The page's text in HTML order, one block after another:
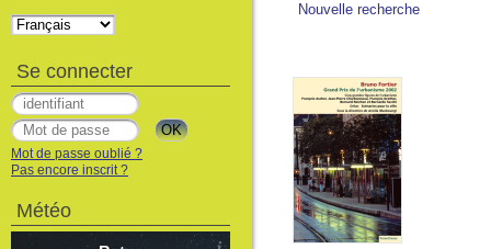
Nouvelle recherche
Se connecter
Mot de passe oublié ?
Pas encore inscrit ?
Météo